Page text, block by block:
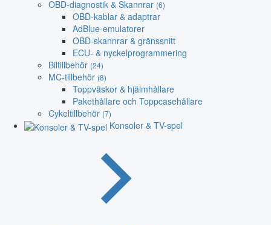
OBD-diagnostik & Skannrar (6)
OBD-kablar & adaptrar
AdBlue-emulatorer
OBD-skannrar & gränssnitt
ECU- & nyckelprogrammering
Biltillbehör (24)
MC-tillbehör (8)
Toppväskor & hjälmhållare
Pakethållare och Toppcasehållare
Cykeltillbehör (7)
Konsoler & TV-spel